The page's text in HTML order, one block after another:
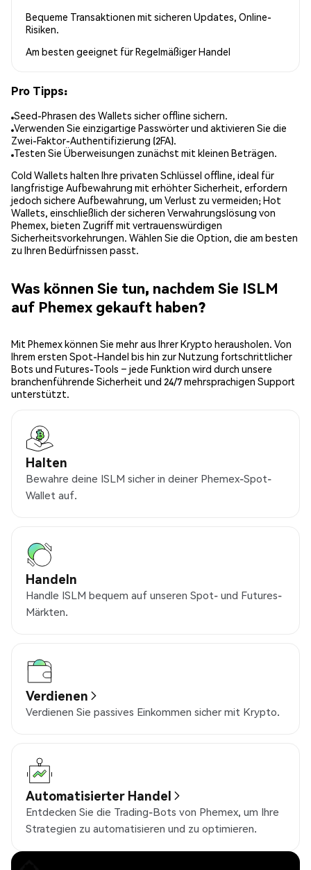
Bequeme Transaktionen mit sicheren Updates, Online-
Risiken.
Am besten geeignet fürRegelmäßiger Handel
Pro Tipps:
Seed-Phrasen des Wallets sicher offline sichern.
Verwenden Sie einzigartige Passwörter und aktivieren Sie die
Zwei-Faktor-Authentifizierung (2FA).
Testen Sie Überweisungen zunächst mit kleinen Beträgen.
Cold Wallets halten Ihre privaten Schlüssel offline, ideal für
langfristige Aufbewahrung mit erhöhter Sicherheit, erfordern
jedoch sichere Aufbewahrung, um Verlust zu vermeiden; Hot
Wallets, einschließlich der sicheren Verwahrungslösung von
Phemex, bieten Zugriff mit vertrauenswürdigen
Sicherheitsvorkehrungen. Wählen Sie die Option, die am besten
zu Ihren Bedürfnissen passt.
Was können Sie tun, nachdem Sie ISLM
auf Phemex gekauft haben?
Mit Phemex können Sie mehr aus Ihrer Krypto herausholen. Von
Ihrem ersten Spot-Handel bis hin zur Nutzung fortschrittlicher
Bots und Futures-Tools – jede Funktion wird durch unsere
branchenführende Sicherheit und 24/7 mehrsprachigen Support
unterstützt.
Halten
Bewahre deine ISLM sicher in deiner Phemex-Spot-
Wallet auf.
Handeln
Handle ISLM bequem auf unseren Spot- und Futures-
Märkten.
Verdienen
Verdienen Sie passives Einkommen sicher mit Krypto.
Automatisierter Handel
Entdecken Sie die Trading-Bots von Phemex, um Ihre
Strategien zu automatisieren und zu optimieren.